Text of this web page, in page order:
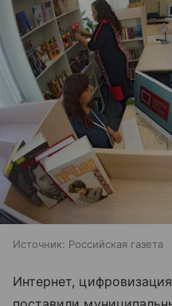
Источник: Российская газета
Интернет,